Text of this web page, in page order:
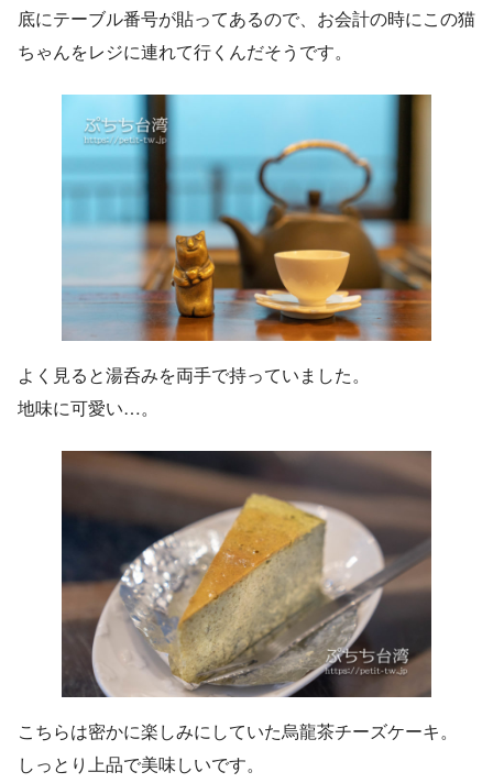
底にテーブル番号が貼ってあるので、お会計の時にこの猫
ちゃんをレジに連れて行くんだそうです。
よく見ると湯呑みを両手で持っていました。
地味に可愛い…。
こちらは密かに楽しみにしていた烏龍茶チーズケーキ。
しっとり上品で美味しいです。